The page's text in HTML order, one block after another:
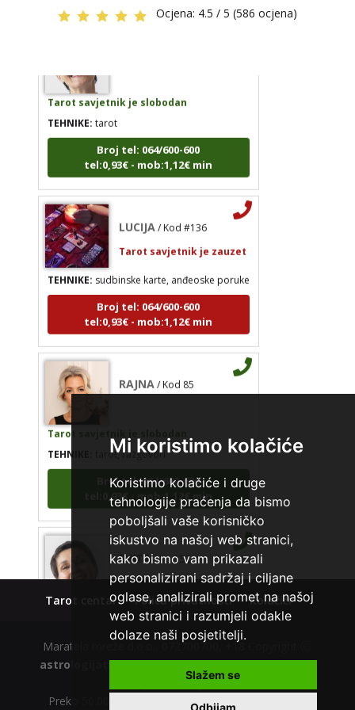
Mi koristimo kolačiće
Koristimo kolačiće i druge
tehnologije praćenja da bismo
poboljšali vaše korisničko
iskustvo na našoj web stranici,
kako bismo vam prikazali
personalizirani sadržaj i ciljane
oglase, analizirali promet na našoj
web stranici i razumjeli odakle
dolaze naši posjetitelji.
Slažem se
Odbijam
Ocjena: 4.5 / 5 (586 ocjena)
Tarot savjetnik je slobodan
TEHNIKE: tarot
Broj tel: 064/600-600
tel:0,93€ - mob:1,12€ min
LUCIJA / Kod #136
Tarot savjetnik je zauzet
TEHNIKE:sudbinske karte, anđeoske poruke
Broj tel: 064/600-600
tel:0,93€ - mob:1,12€ min
RAJNA / Kod 85
Tarot savjetnik je slobodan
TEHNIKE:
tarot, razgovori
Broj tel: 064/600-600
tel:0,93€ - mob:1,12€ min
EVITA
Tarot savjetnik je slobodan
tarot
tel:0,93€ - mob:1,12€ min
Tarot centar Polica privatnosti Kolačići
Maratela mreže d.o.o., 072700700, +18 Copyright Ⓒ
astrologijatarot.com| Usluge smiju koristiti osobe
starije od +18 godina.
Preko 50.000 zadovoljnih tarot korisnika. Nazovite